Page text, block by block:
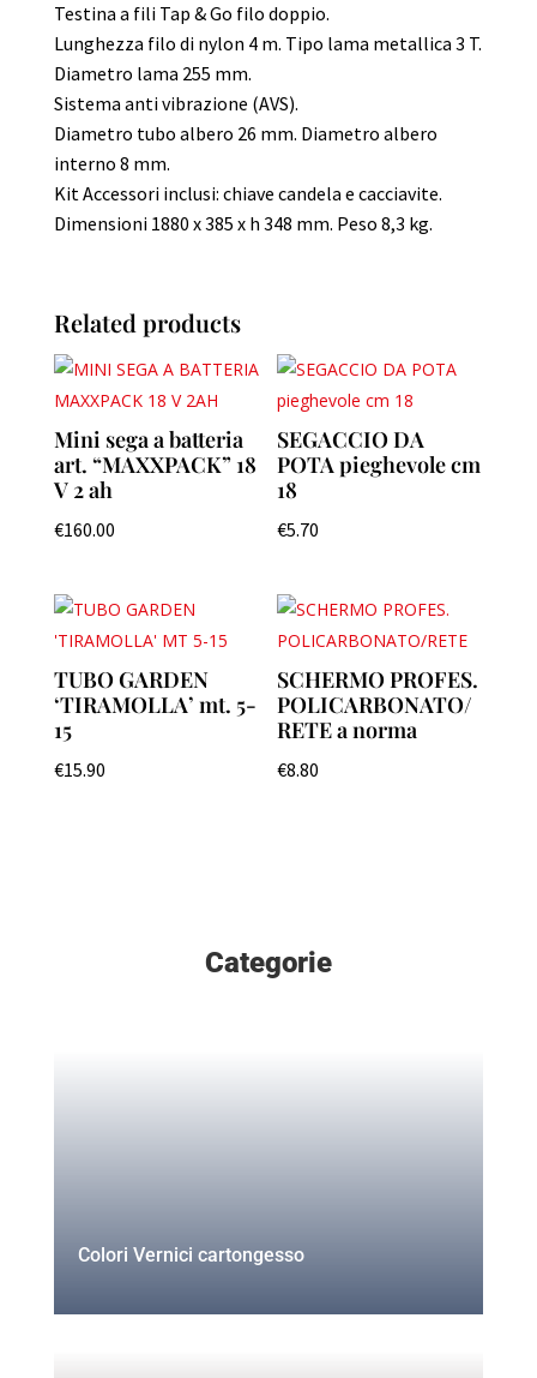
Testina a fili Tap & Go filo doppio.
Lunghezza filo di nylon 4 m. Tipo lama metallica 3 T.
Diametro lama 255 mm.
Sistema anti vibrazione (AVS).
Diametro tubo albero 26 mm. Diametro albero
interno 8 mm.
Kit Accessori inclusi: chiave candela e cacciavite.
Dimensioni 1880 x 385 x h 348 mm. Peso 8,3 kg.
Related products
Mini sega a batteria
art. “MAXXPACK” 18
V 2 ah
€160.00
SEGACCIO DA
POTA pieghevole cm
18
€5.70
TUBO GARDEN
‘TIRAMOLLA’ mt. 5-
15
€15.90
SCHERMO PROFES.
POLICARBONATO/
RETE a norma
€8.80
Categorie
Colori Vernici cartongesso